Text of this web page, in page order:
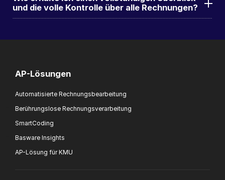
Automatisierte Rechnungsbearbeitung
Berührungslose Rechnungsverarbeitung
SmartCoding
Basware Insights
AP-Lösung für KMU